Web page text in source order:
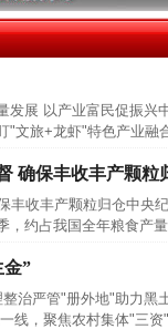
发展 以产业富民促振兴
旅+龙虾"特色产业融
确保丰收丰产颗粒
丰收丰产颗粒归仓中
，约占我国全年粮食产
金”
治严管"册外地"助力黑
，聚焦农村集体"三资